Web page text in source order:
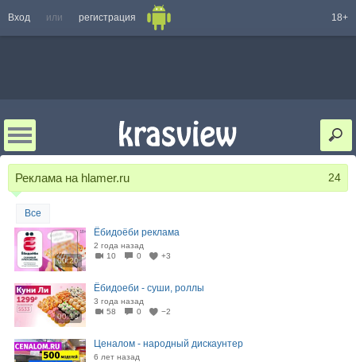
Вход или регистрация 18+
Реклама на hlamer.ru 24
Все
00:20
Ёбидоёби реклама
2 года назад
10
0 +3
00:13
Ёбидоеби - суши, роллы
3 года назад
58
0 −2
Ценалом - народный дискаунтер
6 лет назад